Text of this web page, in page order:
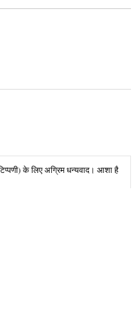
के लिए अग्रिम धन्यवाद। आशा है